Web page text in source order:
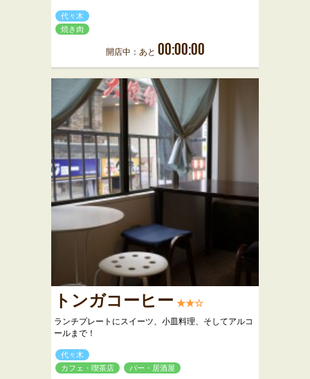
代々木
焼き肉
開店中：あと 00:00:00
トンガコーヒー ★★☆
ランチプレートにスイーツ、小皿料理、そしてアルコ
ールまで！
代々木
カフェ・喫茶店
バー・居酒屋